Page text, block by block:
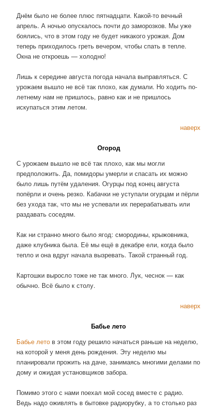
Днём было не более плюс пятнадцати. Какой-то вечный
апрель. А ночью опускалось почти до заморозков. Мы уже
боялись, что в этом году не будет никакого урожая. Дом
теперь приходилось греть вечером, чтобы спать в тепле.
Окна не откроешь — холодно!
Лишь к середине августа погода начала выправляться. С
урожаем вышло не всё так плохо, как думали. Но ходить по-
летнему нам не пришлось, равно как и не пришлось
искупаться этим летом.
наверх
Огород
С урожаем вышло не всё так плохо, как мы могли
предположить. Да, помидоры умерли и спасать их можно
было лишь путём удаления. Огурцы под конец августа
попёрли и очень резко. Кабачки не уступали огурцам и пёрли
без ухода так, что мы не успевали их перерабатывать или
раздавать соседям.
Как ни странно много было ягод: смородины, крыжовника,
даже клубника была. Её мы ещё в декабре ели, когда было
тепло и она вдруг начала вызревать. Такой странный год.
Картошки выросло тоже не так много. Лук, чеснок — как
обычно. Всё было к столу.
наверх
Бабье лето
Бабье лето в этом году решило начаться раньше на неделю,
на которой у меня день рождения. Эту неделю мы
планировали прожить на даче, занимаясь многими делами по
дому и ожидая установщиков забора.
Помимо этого с нами поехал мой сосед вместе с радио.
Ведь надо оживлять в бытовке радиорубку, а то столько раз